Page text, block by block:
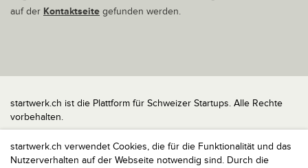
startwerk.ch verwendet Cookies, die für die Funktionalität und das
Nutzerverhalten auf der Webseite notwendig sind. Durch die
auf der Kontaktseite gefunden werden.
startwerk.ch ist die Plattform für Schweizer Startups. Alle Rechte
vorbehalten.
Impressum
Kontakt